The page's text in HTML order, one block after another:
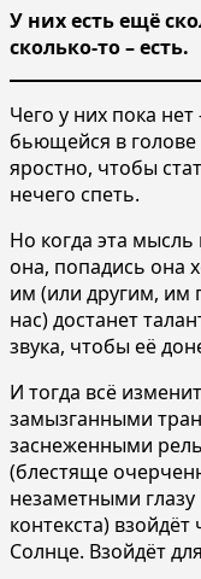
У них есть ещё
сколько-то – есть.
Чего у них пока
бьющейся в голове
яростно, чтобы
нечего спеть.
Но когда эта мысль
она, попадись она
им (или другим, им
нас) достанет
звука, чтобы её
И тогда всё
замызганными
заснеженными
(блестяще
незаметными
контекста)
Солнце. Взойдёт